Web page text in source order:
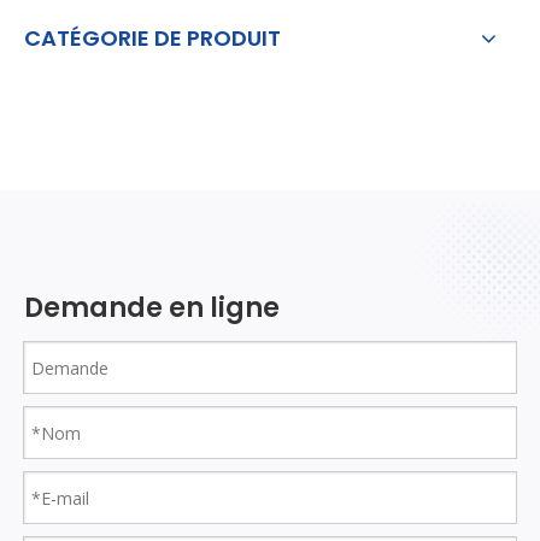
CATÉGORIE DE PRODUIT
Demande en ligne